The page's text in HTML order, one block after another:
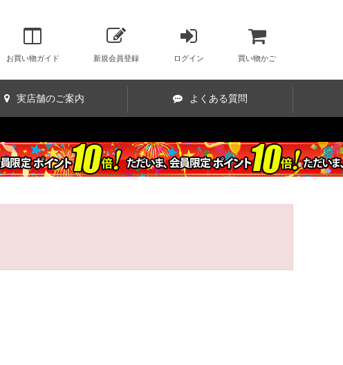
お買い物ガイド 新規会員登録 ログイン 買い物かご
実店舗のご案内 よくある質問